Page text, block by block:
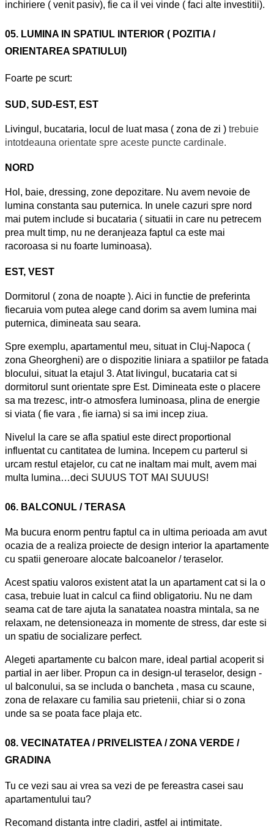
inchiriere ( venit pasiv), fie ca il vei vinde ( faci alte investitii).
05. LUMINA IN SPATIUL INTERIOR ( POZITIA /
ORIENTAREA SPATIULUI)
Foarte pe scurt:
SUD, SUD-EST, EST
Livingul, bucataria, locul de luat masa ( zona de zi ) trebuie
intotdeauna orientate spre aceste puncte cardinale.
NORD
Hol, baie, dressing, zone depozitare. Nu avem nevoie de
lumina constanta sau puternica. In unele cazuri spre nord
mai putem include si bucataria ( situatii in care nu petrecem
prea mult timp, nu ne deranjeaza faptul ca este mai
racoroasa si nu foarte luminoasa).
EST, VEST
Dormitorul ( zona de noapte ). Aici in functie de preferinta
fiecaruia vom putea alege cand dorim sa avem lumina mai
puternica, dimineata sau seara.
Spre exemplu, apartamentul meu, situat in Cluj-Napoca (
zona Gheorgheni) are o dispozitie liniara a spatiilor pe fatada
blocului, situat la etajul 3. Atat livingul, bucataria cat si
dormitorul sunt orientate spre Est. Dimineata este o placere
sa ma trezesc, intr-o atmosfera luminoasa, plina de energie
si viata ( fie vara , fie iarna) si sa imi incep ziua.
Nivelul la care se afla spatiul este direct proportional
influentat cu cantitatea de lumina. Incepem cu parterul si
urcam restul etajelor, cu cat ne inaltam mai mult, avem mai
multa lumina…deci SUUUS TOT MAI SUUUS!
06. BALCONUL / TERASA
Ma bucura enorm pentru faptul ca in ultima perioada am avut
ocazia de a realiza proiecte de design interior la apartamente
cu spatii generoare alocate balcoanelor / teraselor.
Acest spatiu valoros existent atat la un apartament cat si la o
casa, trebuie luat in calcul ca fiind obligatoriu. Nu ne dam
seama cat de tare ajuta la sanatatea noastra mintala, sa ne
relaxam, ne detensioneaza in momente de stress, dar este si
un spatiu de socializare perfect.
Alegeti apartamente cu balcon mare, ideal partial acoperit si
partial in aer liber. Propun ca in design-ul teraselor, design -
ul balconului, sa se includa o bancheta , masa cu scaune,
zona de relaxare cu familia sau prietenii, chiar si o zona
unde sa se poata face plaja etc.
08. VECINATATEA / PRIVELISTEA / ZONA VERDE /
GRADINA
Tu ce vezi sau ai vrea sa vezi de pe fereastra casei sau
apartamentului tau?
Recomand distanta intre cladiri, astfel ai intimitate.